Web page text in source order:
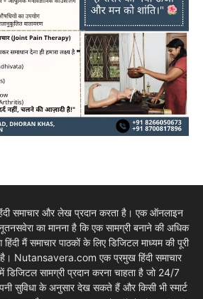
समाचार और लेख प्रदान करता है। एक ऑनलाइन
का मानना है कि एक सामग्री बनाने की अधिक
मैं समाचार पाठकों के लिए डिजिटल माध्यम की पूरी
है। Nutansavera.com एक प्रमुख हिंदी समाचार
डिजिटल सामग्री प्रदान करना चाहता है जो 24/7
सुविधा के अनुसार देख सकते हैं और किसी भी स्मार्ट